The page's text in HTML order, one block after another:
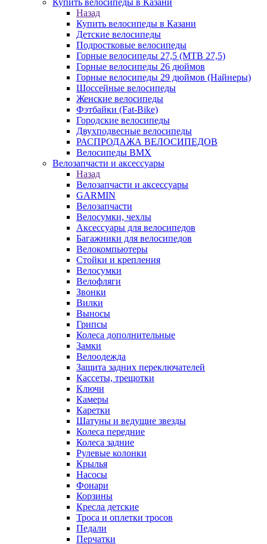
Купить велосипеды в Казани
Назад
Купить велосипеды в Казани
Детские велосипеды
Подростковые велосипеды
Горные велосипеды 27,5 (MTB 27,5)
Горные велосипеды 26 дюймов
Горные велосипеды 29 дюймов (Найнеры)
Шоссейные велосипеды
Женские велосипеды
Фэтбайки (Fat-Bike)
Городские велосипеды
Двухподвесные велосипеды
РАСПРОДАЖА ВЕЛОСИПЕДОВ
Велосипеды BMX
Велозапчасти и аксессуары
Назад
Велозапчасти и аксессуары
GARMIN
Велозапчасти
Велосумки, чехлы
Аксессуары для велосипедов
Багажники для велосипедов
Велокомпьютеры
Стойки и крепления
Велосумки
Велофляги
Звонки
Вилки
Выносы
Грипсы
Колеса дополнительные
Замки
Велоодежда
Защита задних переключателей
Кассеты, трещотки
Ключи
Камеры
Каретки
Шатуны и ведущие звезды
Колеса передние
Колеса задние
Рулевые колонки
Крылья
Насосы
Фонари
Корзины
Кресла детские
Троса и оплетки тросов
Педали
Перчатки